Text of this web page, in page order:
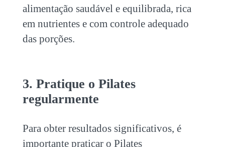
alimentação saudável e equilibrada, rica
em nutrientes e com controle adequado
das porções.
3. Pratique o Pilates
regularmente
Para obter resultados significativos, é
importante praticar o Pilates